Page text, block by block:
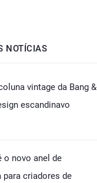
NOTÍCIAS
vintage da Bang &
escandinavo
o novo anel de
para criadores de